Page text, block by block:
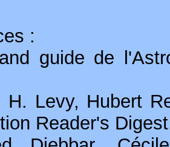
:
guide de
H. Levy, Hubert
Reader's